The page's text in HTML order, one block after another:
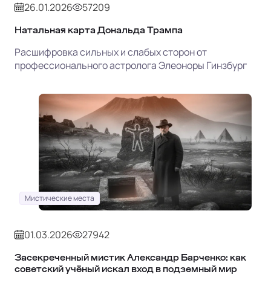
26.01.2026 57209
Натальная карта Дональда Трампа
Расшифровка сильных и слабых сторон от
профессионального астролога Элеоноры Гинзбург
Мистические места
01.03.2026 27942
Засекреченный мистик Александр Барченко: как
советский учёный искал вход в подземный мир